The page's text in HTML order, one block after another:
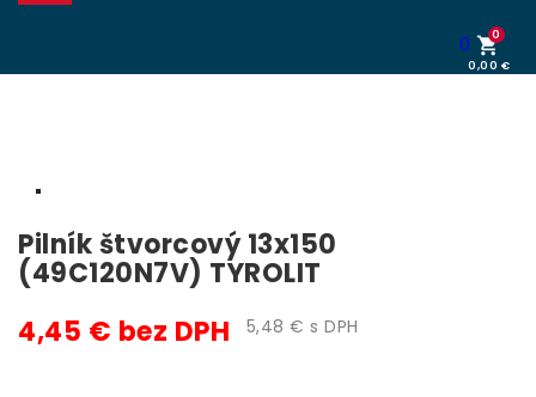
0 
0
0,00 €
Pilník štvorcový 13x150
(49C120N7V) TYROLIT
4,45 € bez DPH 5,48 € s DPH